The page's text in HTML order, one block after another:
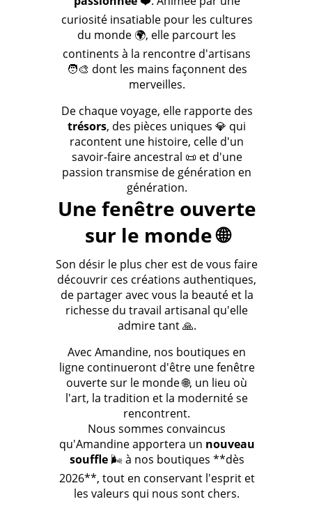
curiosité insatiable pour les cultures
du monde 🌍, elle parcourt les
continents à la rencontre d'artisans
🧑‍🎨 dont les mains façonnent des
merveilles.
De chaque voyage, elle rapporte des
trésors, des pièces uniques 💎 qui
racontent une histoire, celle d'un
savoir-faire ancestral 📜 et d'une
passion transmise de génération en
génération.
Une fenêtre ouverte
sur le monde 🌐
Son désir le plus cher est de vous faire
découvrir ces créations authentiques,
de partager avec vous la beauté et la
richesse du travail artisanal qu'elle
admire tant 🙏.
Avec Amandine, nos boutiques en
ligne continueront d'être une fenêtre
ouverte sur le monde 🌐, un lieu où
l'art, la tradition et la modernité se
rencontrent.
Nous sommes convaincus
qu'Amandine apportera un nouveau
souffle🌬️ à nos boutiques **dès
2026**, tout en conservant l'esprit et
les valeurs qui nous sont chers.